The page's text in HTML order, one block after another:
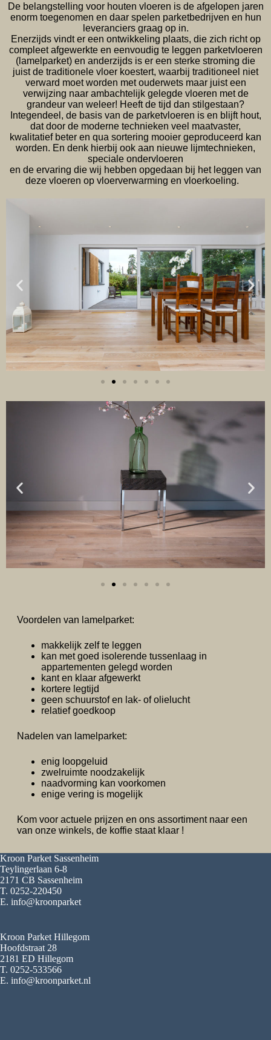
De belangstelling voor houten vloeren is de afgelopen jaren
enorm toegenomen en daar spelen parketbedrijven en hun
leveranciers graag op in.
Enerzijds vindt er een ontwikkeling plaats, die zich richt op
compleet afgewerkte en eenvoudig te leggen parketvloeren
(lamelparket) en anderzijds is er een sterke stroming die
juist de traditionele vloer koestert, waarbij traditioneel niet
verward moet worden met ouderwets maar juist een
verwijzing naar ambachtelijk gelegde vloeren met de
grandeur van weleer! Heeft de tijd dan stilgestaan?
Integendeel, de basis van de parketvloeren is en blijft hout,
dat door de moderne technieken veel maatvaster,
kwalitatief beter en qua sortering mooier geproduceerd kan
worden. En denk hierbij ook aan nieuwe lijmtechnieken,
speciale ondervloeren
en de ervaring die wij hebben opgedaan bij het leggen van
deze vloeren op vloerverwarming en vloerkoeling.
Voordelen van lamelparket:
makkelijk zelf te leggen
kan met goed isolerende tussenlaag in
appartementen gelegd worden
kant en klaar afgewerkt
kortere legtijd
geen schuurstof en lak- of olielucht
relatief goedkoop
Nadelen van lamelparket:
enig loopgeluid
zwelruimte noodzakelijk
naadvorming kan voorkomen
enige vering is mogelijk
Kom voor actuele prijzen en ons assortiment naar een
van onze winkels, de koffie staat klaar !
Kroon Parket Sassenheim
Teylingerlaan 6-8
2171 CB Sassenheim
T. 0252-220450
E. info@kroonparket
Kroon Parket Hillegom
Hoofdstraat 28
2181 ED Hillegom
T. 0252-533566
E. info@kroonparket.nl